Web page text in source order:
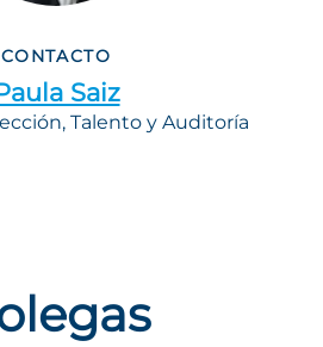
CONTACTO
Saiz
Talento y Auditoría